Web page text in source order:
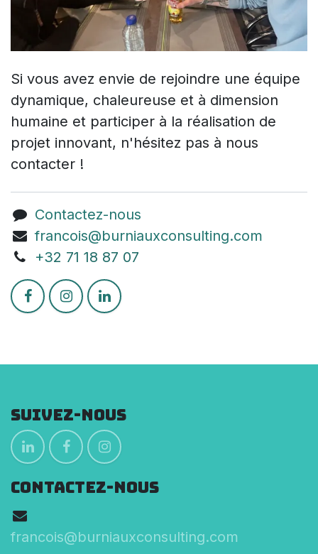
Si vous avez envie de rejoindre une équipe
dynamique, chaleureuse et à dimension
humaine et participer à la réalisation de
projet innovant, n'hésitez pas à nous
contacter !
Contactez-nous
francois@burniauxconsulting.com
+32 71 18 87 07
Suivez-nous
CONTACTEZ-NOUS
francois@burniauxconsulting.com